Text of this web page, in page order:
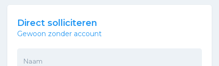
Direct solliciteren
Gewoon zonder account
Naam